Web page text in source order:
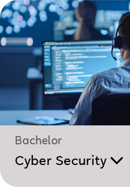
Bachelor
Cyber Security